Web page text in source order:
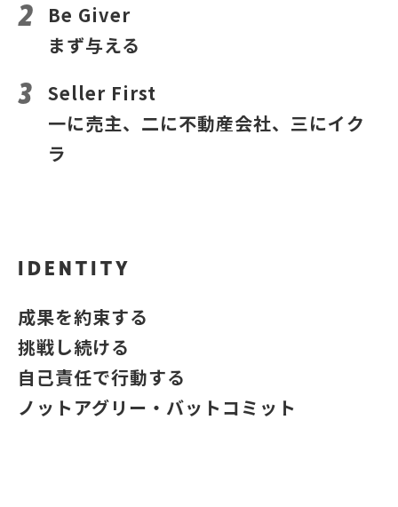
Be Giver
まず与える
Seller First
一に売主、二に不動産会社、三にイク
ラ
IDENTITY
成果を約束する
挑戦し続ける
自己責任で行動する
ノットアグリー・バットコミット